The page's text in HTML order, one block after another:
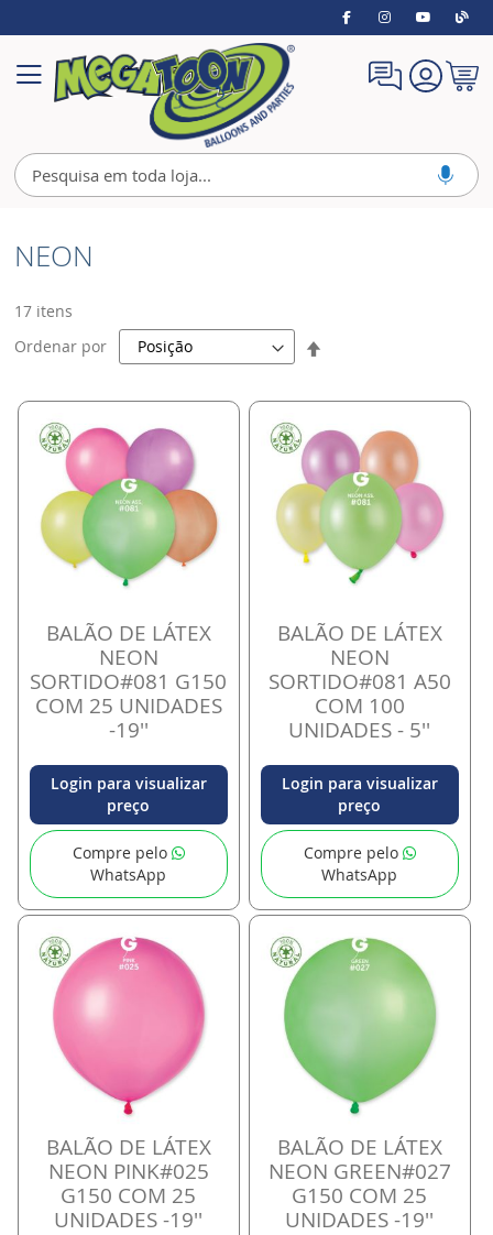
Alternar
Nav
Meu
NEON
17 itens
Ordenar por
BALÃO DE LÁTEX
NEON
SORTIDO#081 G150
COM 25 UNIDADES
-19''
Login para visualizar
preço
Compre pelo
WhatsApp
BALÃO DE LÁTEX
NEON
SORTIDO#081 A50
COM 100
UNIDADES - 5''
Login para visualizar
preço
Compre pelo
WhatsApp
BALÃO DE LÁTEX
NEON PINK#025
G150 COM 25
UNIDADES -19''
BALÃO DE LÁTEX
NEON GREEN#027
G150 COM 25
UNIDADES -19''